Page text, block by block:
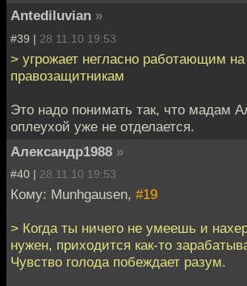
Antediluvian »
#39 | 28.11.10 19:53
> угрожает негласно работающим
правозащитникам
Это надо понимать так, что мадам
оплеухой уже не отделается.
Александр1988 »
#40 | 28.11.10 19:53
Кому: Munhgausen, #19
> Когда ты ничего не умеешь и
нужен, приходится как-то
Чувство голода побеждает разум.